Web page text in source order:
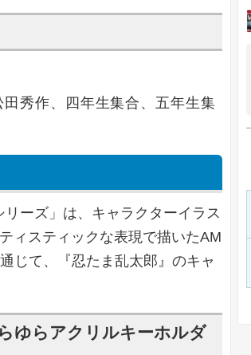
秀作、四年生集合、五年生集
リーズ」は、キャラクターイラス
ィスティックな表現で描いたAM
じて、『忍たま乱太郎』のキャ
ゆらアクリルキーホルダ